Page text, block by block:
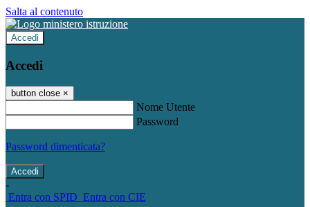
Salta al contenuto
Accedi
Accedi
button close ×
Nome Utente
Password
Password dimenticata?
-
Entra con SPID Entra con CIE